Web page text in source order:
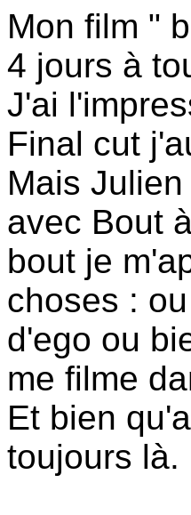
Mon film "
4 jours à
J'ai
Final cut
Mais
avec Bout
bout je
choses :
d'ego ou
me filme
Et bien
toujours là.